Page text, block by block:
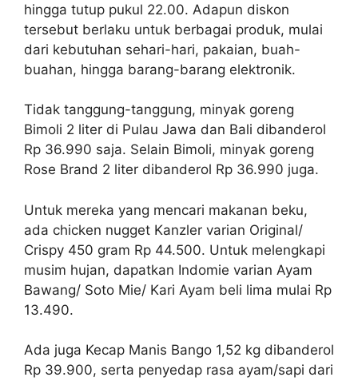
hingga tutup pukul 22.00. Adapun diskon
tersebut berlaku untuk berbagai produk, mulai
dari kebutuhan sehari-hari, pakaian, buah-
buahan, hingga barang-barang elektronik.
Tidak tanggung-tanggung, minyak goreng
Bimoli 2 liter di Pulau Jawa dan Bali dibanderol
Rp 36.990 saja. Selain Bimoli, minyak goreng
Rose Brand 2 liter dibanderol Rp 36.990 juga.
Untuk mereka yang mencari makanan beku,
ada chicken nugget Kanzler varian Original/
Crispy 450 gram Rp 44.500. Untuk melengkapi
musim hujan, dapatkan Indomie varian Ayam
Bawang/ Soto Mie/ Kari Ayam beli lima mulai Rp
13.490.
Ada juga Kecap Manis Bango 1,52 kg dibanderol
Rp 39.900, serta penyedap rasa ayam/sapi dari